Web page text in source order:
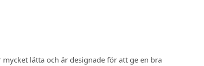
lätta och är designade för att ge en bra